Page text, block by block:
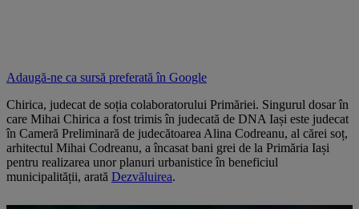
Adaugă-ne ca sursă preferată în Google
Chirica, judecat de soția colaboratorului Primăriei. Singurul dosar în
care Mihai Chirica a fost trimis în judecată de DNA Iași este judecat
în Cameră Preliminară de judecătoarea Alina Codreanu, al cărei soț,
arhitectul Mihai Codreanu, a încasat bani grei de la Primăria Iași
pentru realizarea unor planuri urbanistice în beneficiul
municipalității, arată Dezvăluirea.